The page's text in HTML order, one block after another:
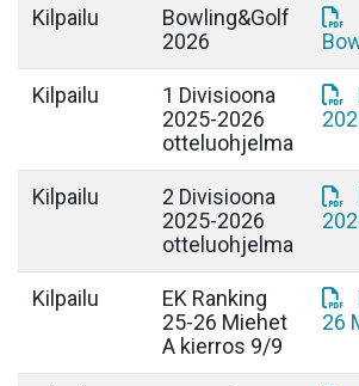
Kilpailu
Bowling&Golf
2026
Kilpailu
1 Divisioona
2025-2026
otteluohjelma
Kilpailu
2 Divisioona
2025-2026
otteluohjelma
Kilpailu
EK Ranking
25-26 Miehet
A kierros 9/9
26